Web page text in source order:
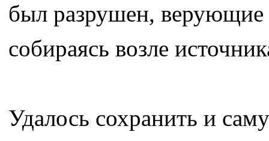
был разрушен, верующие
собираясь возле
Удалось сохранить и